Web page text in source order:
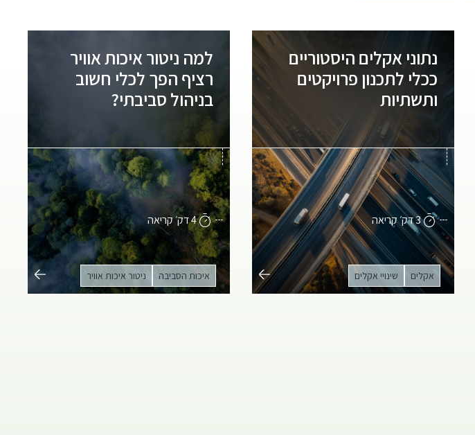
אקלים שינויי אקלים
נתוני אקלים היסטוריים
ככלי לתכנון פרויקטים
ותשתיות
3 דק׳ קריאה
איכות הסביבה ניטור איכות אוויר
למה ניטור איכות אוויר
רציף הפך לכלי חשוב
בניהול סביבתי?
4 דק׳ קריאה